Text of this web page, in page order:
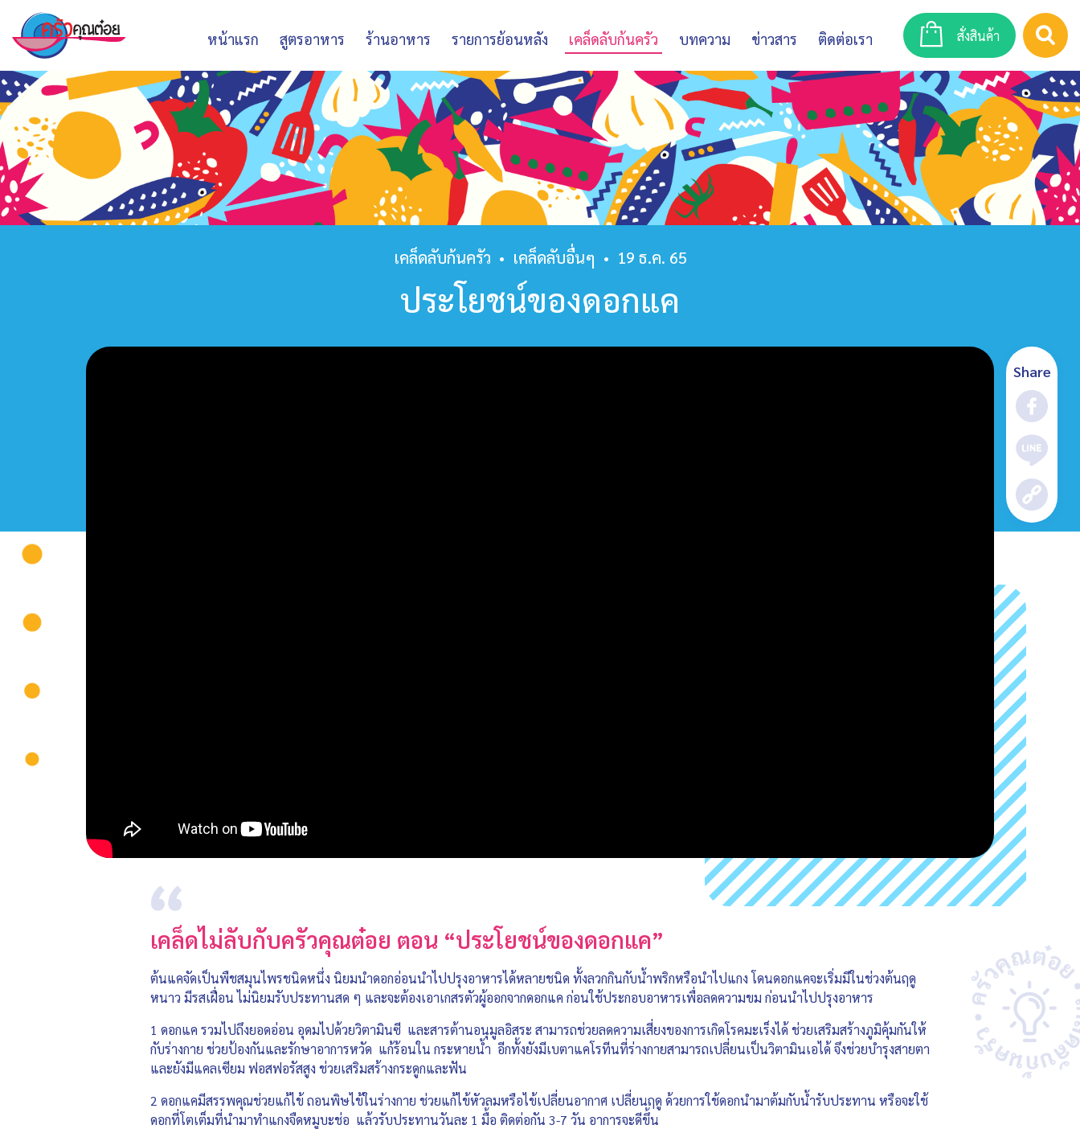
หน้าแรก สูตรอาหาร ร้านอาหาร รายการย้อนหลัง เคล็ดลับก้นครัว บทความ ข่าวสาร ติดต่อเรา สั่งสินค้า
เคล็ดลับก้นครัว • เคล็ดลับอื่นๆ • 19 ธ.ค. 65
ประโยชน์ของดอกแค
Share
เคล็ดไม่ลับกับครัวคุณต๋อย ตอน “ประโยชน์ของดอกแค”
ต้นแคจัดเป็นพืชสมุนไพรชนิดหนึ่ง นิยมนำดอกอ่อนนำไปปรุงอาหารได้หลายชนิด ทั้งลวกกินกับน้ำพริกหรือนำไปแกง โดนดอกแคจะเริ่มมีในช่วงต้นฤดู
หนาว มีรสเฝื่อน ไม่นิยมรับประทานสด ๆ และจะต้องเอาเกสรตัวผู้ออกจากดอกแค ก่อนใช้ประกอบอาหารเพื่อลดความขม ก่อนนำไปปรุงอาหาร
1 ดอกแค รวมไปถึงยอดอ่อน อุดมไปด้วยวิตามินซี และสารต้านอนุมูลอิสระ สามารถช่วยลดความเสี่ยงของการเกิดโรคมะเร็งได้ ช่วยเสริมสร้างภูมิคุ้มกันให้
กับร่างกาย ช่วยป้องกันและรักษาอาการหวัด แก้ร้อนใน กระหายน้ำ อีกทั้งยังมีเบตาแคโรทีนที่ร่างกายสามารถเปลี่ยนเป็นวิตามินเอได้ จึงช่วยบำรุงสายตา
และยังมีแคลเซียม ฟอสฟอรัสสูง ช่วยเสริมสร้างกระดูกและฟัน
2 ดอกแคมีสรรพคุณช่วยแก้ไข้ ถอนพิษไข้ในร่างกาย ช่วยแก้ไข้หัวลมหรือไข้เปลี่ยนอากาศ เปลี่ยนฤดู ด้วยการใช้ดอกนำมาต้มกับน้ำรับประทาน หรือจะใช้
ดอกที่โตเต็มที่นำมาทำแกงจืดหมูบะช่อ แล้วรับประทานวันละ 1 มื้อ ติดต่อกัน 3-7 วัน อาการจะดีขึ้น